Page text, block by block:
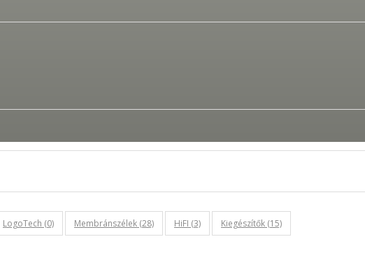
LogoTech (0) Membránszélek (28) HiFI (3) Kiegészítők (15)